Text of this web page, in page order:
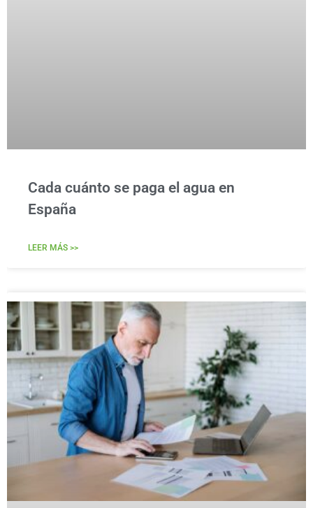
Cada cuánto se paga el agua en
España
LEER MÁS >>